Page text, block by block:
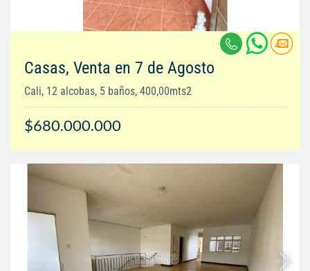
Casas, Venta en 7 de Agosto
Cali, 12 alcobas, 5 baños, 400,00mts2
$680.000.000